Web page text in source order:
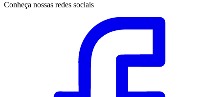
Conheça nossas redes sociais